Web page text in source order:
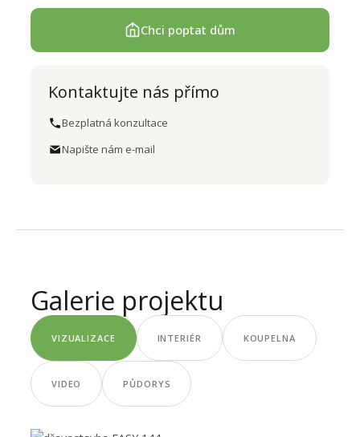
Chci poptat dům
Kontaktujte nás přímo
Bezplatná konzultace
Napište nám e-mail
Galerie projektu
VIZUALIZACE INTERIÉR KOUPELNA
VIDEO PŮDORYS